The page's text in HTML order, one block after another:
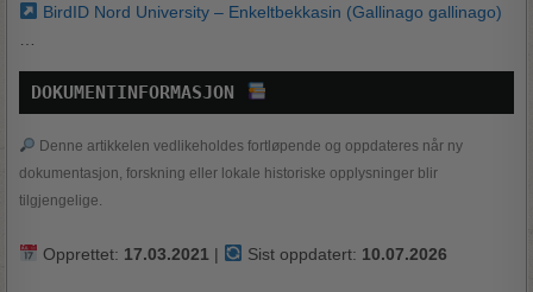
BirdID Nord University – Enkeltbekkasin (Gallinago gallinago)
DOKUMENTINFORMASJON
Denne artikkelen vedlikeholdes fortløpende og oppdateres når ny
dokumentasjon, forskning eller lokale historiske opplysninger blir
tilgjengelige.
Opprettet: 17.03.2021 | Sist oppdatert: 10.07.2026